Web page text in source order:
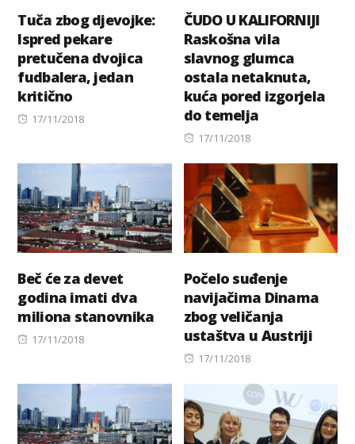
Tuča zbog djevojke:
Ispred pekare
pretučena dvojica
fudbalera, jedan
kritično
Posted
17/11/2018
ČUDO U KALIFORNIJI
Raskošna vila
slavnog glumca
ostala netaknuta,
kuća pored izgorjela
do temelja
Posted
17/11/2018
Beč će za devet
godina imati dva
miliona stanovnika
Posted
17/11/2018
Počelo suđenje
navijačima Dinama
zbog veličanja
ustaštva u Austriji
Posted
17/11/2018